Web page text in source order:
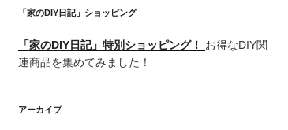
「家のDIY日記」ショッピング
「家のDIY日記」特別ショッピング！ お得なDIY関
連商品を集めてみました！
アーカイブ